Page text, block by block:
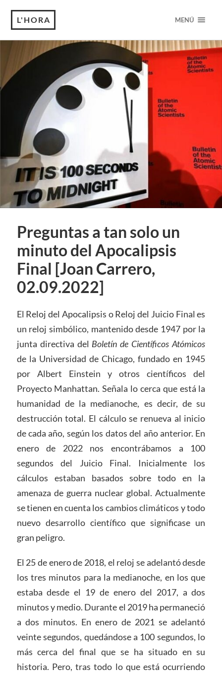
L'HORA MENÚ
Preguntas a tan solo un
minuto del Apocalipsis
Final [Joan Carrero,
02.09.2022]
El Reloj del Apocalipsis o Reloj del Juicio Final es
un reloj simbólico, mantenido desde 1947 por la
junta directiva del Boletín de Científicos Atómicos
de la Universidad de Chicago, fundado en 1945
por Albert Einstein y otros científicos del
Proyecto Manhattan. Señala lo cerca que está la
humanidad de la medianoche, es decir, de su
destrucción total. El cálculo se renueva al inicio
de cada año, según los datos del año anterior. En
enero de 2022 nos encontrábamos a 100
segundos del Juicio Final. Inicialmente los
cálculos estaban basados sobre todo en la
amenaza de guerra nuclear global. Actualmente
se tienen en cuenta los cambios climáticos y todo
nuevo desarrollo científico que significase un
gran peligro.
El 25 de enero de 2018, el reloj se adelantó desde
los tres minutos para la medianoche, en los que
estaba desde el 19 de enero del 2017, a dos
minutos y medio. Durante el 2019 ha permaneció
a dos minutos. En enero de 2021 se adelantó
veinte segundos, quedándose a 100 segundos, lo
más cerca del final que se ha situado en su
historia. Pero, tras todo lo que está ocurriendo